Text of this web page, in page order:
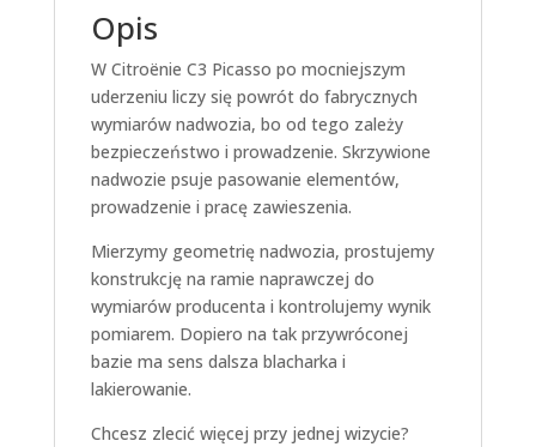
Opis
W Citroënie C3 Picasso po mocniejszym
uderzeniu liczy się powrót do fabrycznych
wymiarów nadwozia, bo od tego zależy
bezpieczeństwo i prowadzenie. Skrzywione
nadwozie psuje pasowanie elementów,
prowadzenie i pracę zawieszenia.
Mierzymy geometrię nadwozia, prostujemy
konstrukcję na ramie naprawczej do
wymiarów producenta i kontrolujemy wynik
pomiarem. Dopiero na tak przywróconej
bazie ma sens dalsza blacharka i
lakierowanie.
Chcesz zlecić więcej przy jednej wizycie?